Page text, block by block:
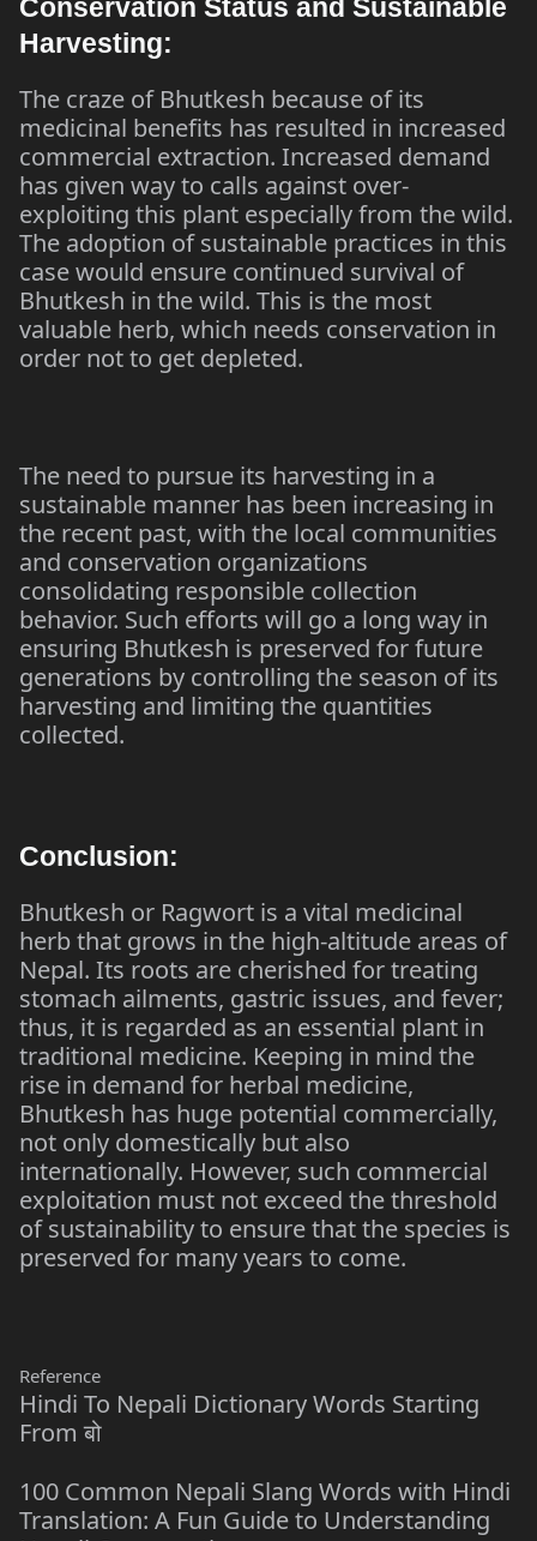
Conservation Status and Sustainable
Harvesting:
The craze of Bhutkesh because of its
medicinal benefits has resulted in increased
commercial extraction. Increased demand
has given way to calls against over-
exploiting this plant especially from the wild.
The adoption of sustainable practices in this
case would ensure continued survival of
Bhutkesh in the wild. This is the most
valuable herb, which needs conservation in
order not to get depleted.
The need to pursue its harvesting in a
sustainable manner has been increasing in
the recent past, with the local communities
and conservation organizations
consolidating responsible collection
behavior. Such efforts will go a long way in
ensuring Bhutkesh is preserved for future
generations by controlling the season of its
harvesting and limiting the quantities
collected.
Conclusion:
Bhutkesh or Ragwort is a vital medicinal
herb that grows in the high-altitude areas of
Nepal. Its roots are cherished for treating
stomach ailments, gastric issues, and fever;
thus, it is regarded as an essential plant in
traditional medicine. Keeping in mind the
rise in demand for herbal medicine,
Bhutkesh has huge potential commercially,
not only domestically but also
internationally. However, such commercial
exploitation must not exceed the threshold
of sustainability to ensure that the species is
preserved for many years to come.
Reference
Hindi To Nepali Dictionary Words Starting
From बो
100 Common Nepali Slang Words with Hindi
Translation: A Fun Guide to Understanding